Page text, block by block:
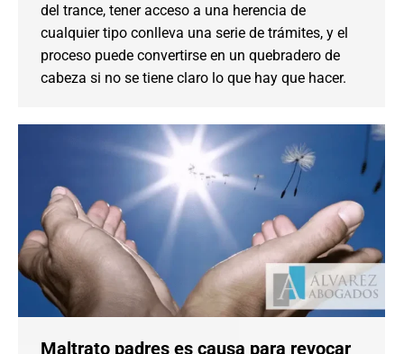
del trance, tener acceso a una herencia de
cualquier tipo conlleva una serie de trámites, y el
proceso puede convertirse en un quebradero de
cabeza si no se tiene claro lo que hay que hacer.
Maltrato padres es causa para revocar